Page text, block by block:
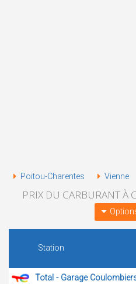
Poitou-Charentes Vienne
PRIX DU CARBURANT
Station
Total - Garage